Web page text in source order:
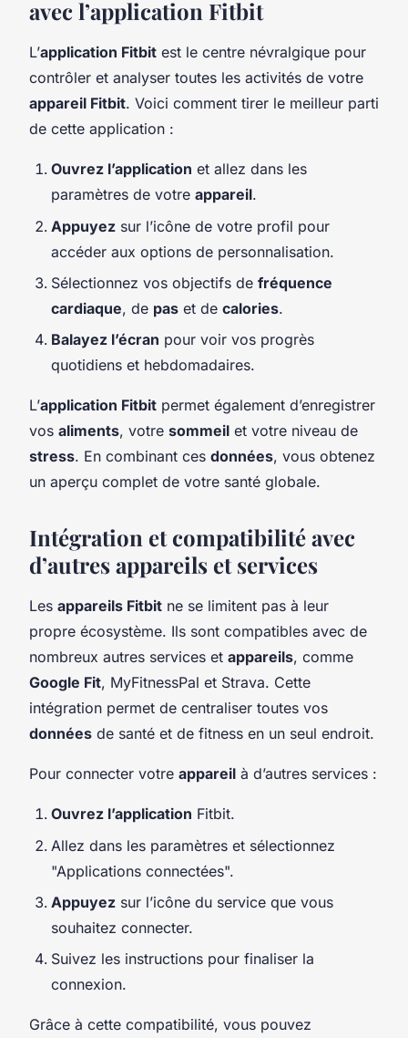
avec l’application Fitbit
L’application Fitbit est le centre névralgique pour
contrôler et analyser toutes les activités de votre
appareil Fitbit. Voici comment tirer le meilleur parti
de cette application :
Ouvrez l’application et allez dans les
paramètres de votre appareil.
Appuyez sur l’icône de votre profil pour
accéder aux options de personnalisation.
Sélectionnez vos objectifs de fréquence
cardiaque, de pas et de calories.
Balayez l’écran pour voir vos progrès
quotidiens et hebdomadaires.
L’application Fitbit permet également d’enregistrer
vos aliments, votre sommeil et votre niveau de
stress. En combinant ces données, vous obtenez
un aperçu complet de votre santé globale.
Intégration et compatibilité avec
d’autres appareils et services
Les appareils Fitbit ne se limitent pas à leur
propre écosystème. Ils sont compatibles avec de
nombreux autres services et appareils, comme
Google Fit, MyFitnessPal et Strava. Cette
intégration permet de centraliser toutes vos
données de santé et de fitness en un seul endroit.
Pour connecter votre appareil à d’autres services :
Ouvrez l’application Fitbit.
Allez dans les paramètres et sélectionnez
"Applications connectées".
Appuyez sur l’icône du service que vous
souhaitez connecter.
Suivez les instructions pour finaliser la
connexion.
Grâce à cette compatibilité, vous pouvez